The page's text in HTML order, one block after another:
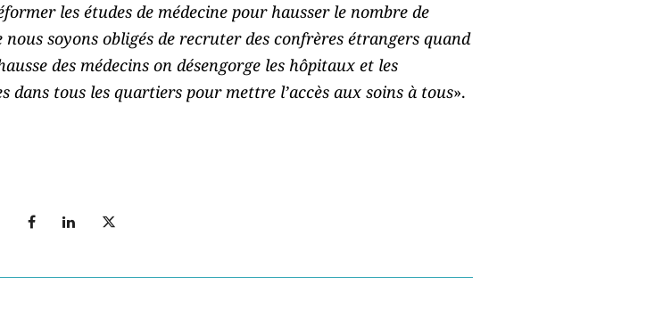
les études de médecine pour hausser le nombre de
nous soyons obligés de recruter des confrères étrangers quand
des médecins on désengorge les hôpitaux et les
dans tous les quartiers pour mettre l’accès aux soins à tous».